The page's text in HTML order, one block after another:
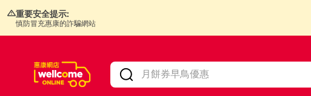
重要安全提示:
慎防冒充惠康的詐騙網站